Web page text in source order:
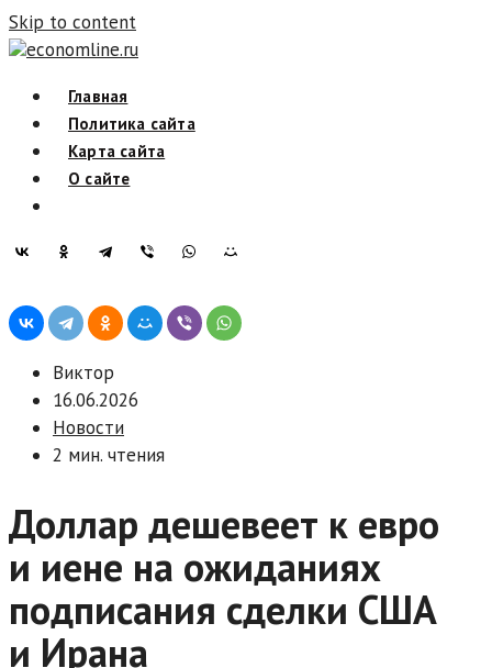
Skip to content
economline.ru
Главная
Политика сайта
Карта сайта
О сайте
Виктор
16.06.2026
Новости
2 мин. чтения
Доллар дешевеет к евро
и иене на ожиданиях
подписания сделки США
и Ирана